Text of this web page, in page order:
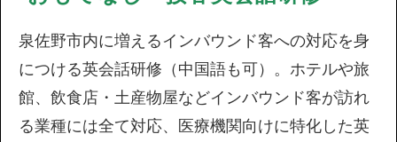
泉佐野市内に増えるインバウンド客への対応を身
につける英会話研修（中国語も可）。ホテルや旅
館、飲食店・土産物屋などインバウンド客が訪れ
る業種には全て対応、医療機関向けに特化した英